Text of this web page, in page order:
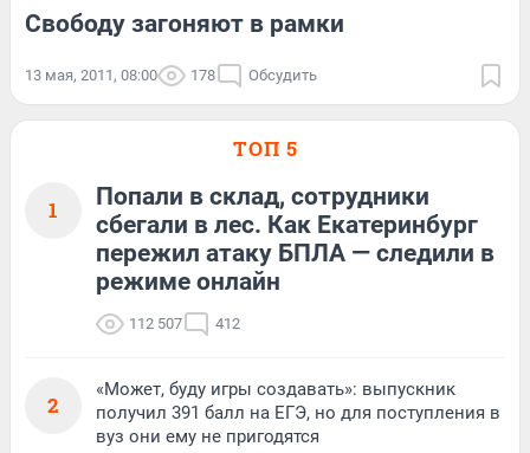
Свободу загоняют в рамки
13 мая, 2011, 08:00 178 Обсудить
ТОП 5
1
Попали в склад, сотрудники
сбегали в лес. Как Екатеринбург
пережил атаку БПЛА — следили в
режиме онлайн
112 507 412
2
«Может, буду игры создавать»: выпускник
получил 391 балл на ЕГЭ, но для поступления в
вуз они ему не пригодятся